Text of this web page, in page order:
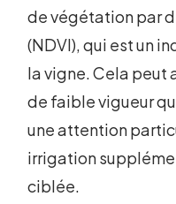
de végétation par
(NDVI), qui est un
la vigne. Cela peut
de faible vigueur
une attention
irrigation
ciblée.